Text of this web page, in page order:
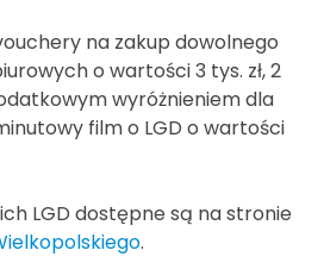
na zakup dowolnego
o wartości 3 tys. zł, 2
wyróżnieniem dla
film o LGD o wartości
LGD dostępne są na stronie
.